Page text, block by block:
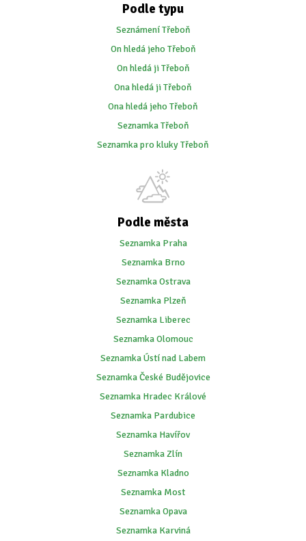
Podle typu
Seznámení Třeboň
On hledá jeho Třeboň
On hledá ji Třeboň
Ona hledá ji Třeboň
Ona hledá jeho Třeboň
Seznamka Třeboň
Seznamka pro kluky Třeboň
Podle města
Seznamka Praha
Seznamka Brno
Seznamka Ostrava
Seznamka Plzeň
Seznamka Liberec
Seznamka Olomouc
Seznamka Ústí nad Labem
Seznamka České Budějovice
Seznamka Hradec Králové
Seznamka Pardubice
Seznamka Havířov
Seznamka Zlín
Seznamka Kladno
Seznamka Most
Seznamka Opava
Seznamka Karviná